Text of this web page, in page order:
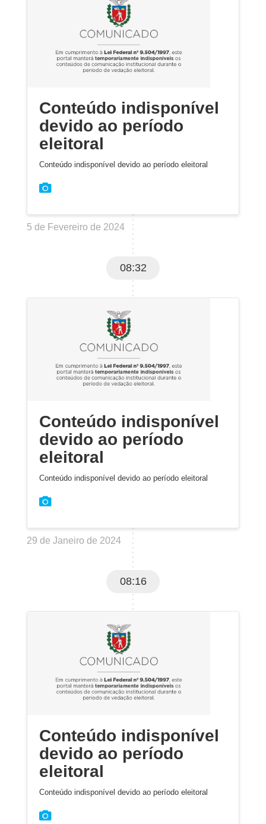
Conteúdo indisponível
devido ao período
eleitoral
Conteúdo indisponível devido ao período eleitoral
5 de Fevereiro de 2024
08:32
Conteúdo indisponível
devido ao período
eleitoral
Conteúdo indisponível devido ao período eleitoral
29 de Janeiro de 2024
08:16
Conteúdo indisponível
devido ao período
eleitoral
Conteúdo indisponível devido ao período eleitoral